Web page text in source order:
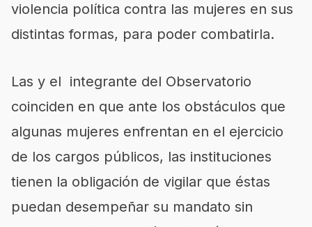
violencia política contra las mujeres en sus
distintas formas, para poder combatirla.
Las y el integrante del Observatorio
coinciden en que ante los obstáculos que
algunas mujeres enfrentan en el ejercicio
de los cargos públicos, las instituciones
tienen la obligación de vigilar que éstas
puedan desempeñar su mandato sin